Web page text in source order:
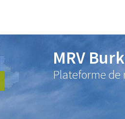
MRV
Plateforme de